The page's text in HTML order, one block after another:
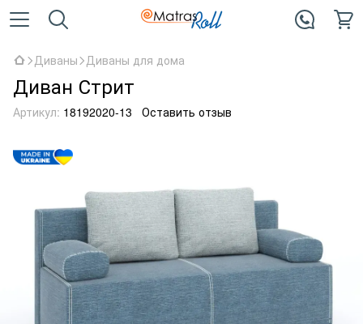
Диваны Диваны для дома
Диван Стрит
Артикул: 18192020-13 Оставить отзыв